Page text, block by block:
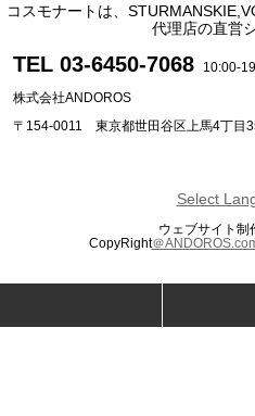
コスモナートは、
代理店の直営
TEL 03-6450-7068
10:00-
株式会社ANDOROS
〒154-0011 東京都世田谷区上馬4丁目
Select
ウェブサイト制
CopyRight＠